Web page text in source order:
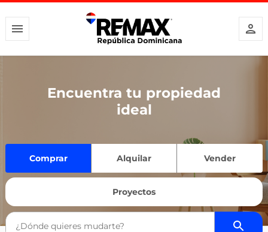
Encuentra tu propiedad
ideal
Comprar Alquilar Vender
Proyectos